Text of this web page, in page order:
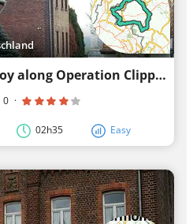
A cycling route to enjoy along Operation Clipper
0 ·
02h35 Easy